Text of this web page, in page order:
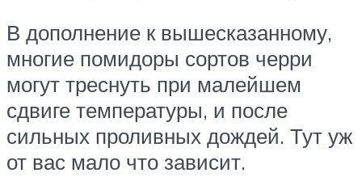
В дополнение к вышесказанному,
многие помидоры сортов черри
могут треснуть при малейшем
сдвиге температуры, и после
сильных проливных дождей. Тут уж
от вас мало что зависит.